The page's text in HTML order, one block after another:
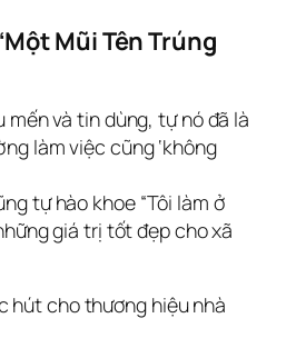
Mũi Tên Trúng
và tin dùng, tự nó đã là
làm việc cũng ‘không
tự hào khoe “Tôi làm ở
giá trị tốt đẹp cho xã
hút cho thương hiệu nhà